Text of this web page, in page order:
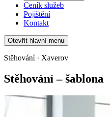
Ceník služeb
Pojištění
Kontakt
Otevřít hlavní menu
Stěhování · Xaverov
Stěhování – šablona